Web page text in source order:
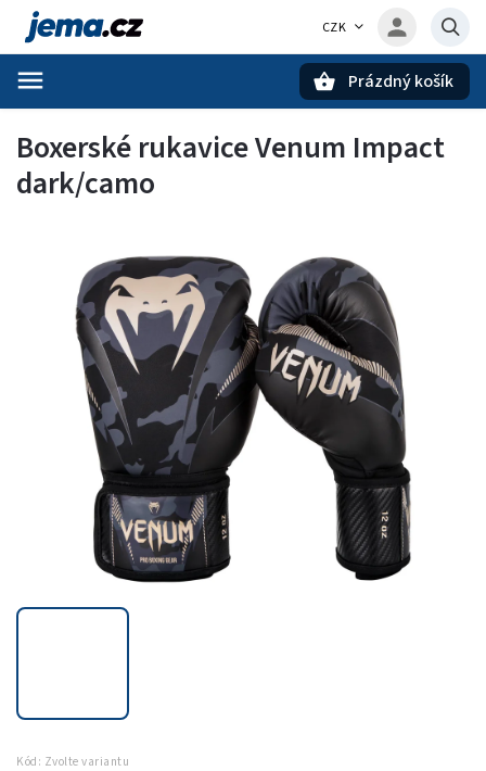
CZK
Prázdný košík
Boxerské rukavice Venum Impact
dark/camo
Kód: Zvolte variantu